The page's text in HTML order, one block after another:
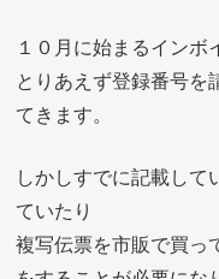
１０月に始まるインボ
とりあえず登録番号を
てきます。
しかしすでに記載して
ていたり
複写伝票を市販で買っ